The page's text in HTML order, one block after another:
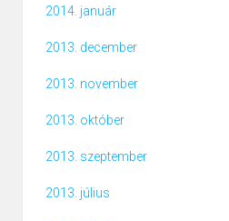
2014. január
2013. december
2013. november
2013. október
2013. szeptember
2013. július